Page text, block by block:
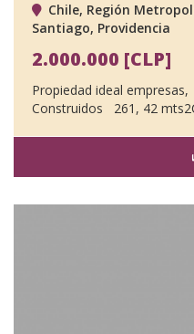
Chile, Región
Santiago, Providencia
2.000.000 [CLP]
Propiedad ideal
Construidos 261, 42